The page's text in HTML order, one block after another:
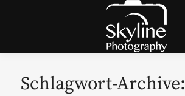
Schlagwort-Archive: